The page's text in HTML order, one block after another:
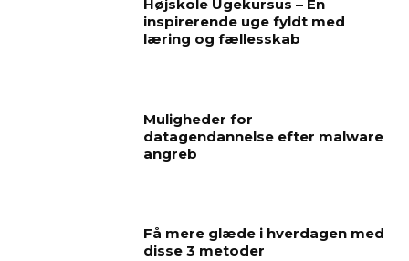
Højskole Ugekursus – En
inspirerende uge fyldt med
læring og fællesskab
Muligheder for
datagendannelse efter malware
angreb
Få mere glæde i hverdagen med
disse 3 metoder